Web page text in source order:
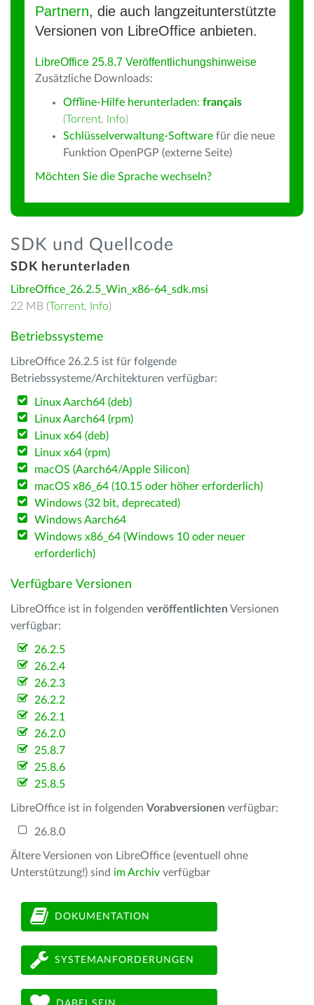
Partnern, die auch langzeitunterstützte
Versionen von LibreOffice anbieten.
LibreOffice 25.8.7 Veröffentlichungshinweise
Zusätzliche Downloads:
Offline-Hilfe herunterladen: français
(Torrent, Info)
Schlüsselverwaltung-Software für die neue
Funktion OpenPGP (externe Seite)
Möchten Sie die Sprache wechseln?
SDK und Quellcode
SDK herunterladen
LibreOffice_26.2.5_Win_x86-64_sdk.msi
22 MB (Torrent, Info)
Betriebssysteme
LibreOffice 26.2.5 ist für folgende
Betriebssysteme/Architekturen verfügbar:
Linux Aarch64 (deb)
Linux Aarch64 (rpm)
Linux x64 (deb)
Linux x64 (rpm)
macOS (Aarch64/Apple Silicon)
macOS x86_64 (10.15 oder höher erforderlich)
Windows (32 bit, deprecated)
Windows Aarch64
Windows x86_64 (Windows 10 oder neuer
erforderlich)
Verfügbare Versionen
LibreOffice ist in folgenden veröffentlichten Versionen
verfügbar:
26.2.5
26.2.4
26.2.3
26.2.2
26.2.1
26.2.0
25.8.7
25.8.6
25.8.5
LibreOffice ist in folgenden Vorabversionen verfügbar:
26.8.0
Ältere Versionen von LibreOffice (eventuell ohne
Unterstützung!) sind im Archiv verfügbar
DOKUMENTATION
SYSTEMANFORDERUNGEN